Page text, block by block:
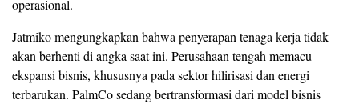
operasional.
Jatmiko mengungkapkan bahwa penyerapan tenaga kerja tidak
akan berhenti di angka saat ini. Perusahaan tengah memacu
ekspansi bisnis, khususnya pada sektor hilirisasi dan energi
terbarukan. PalmCo sedang bertransformasi dari model bisnis